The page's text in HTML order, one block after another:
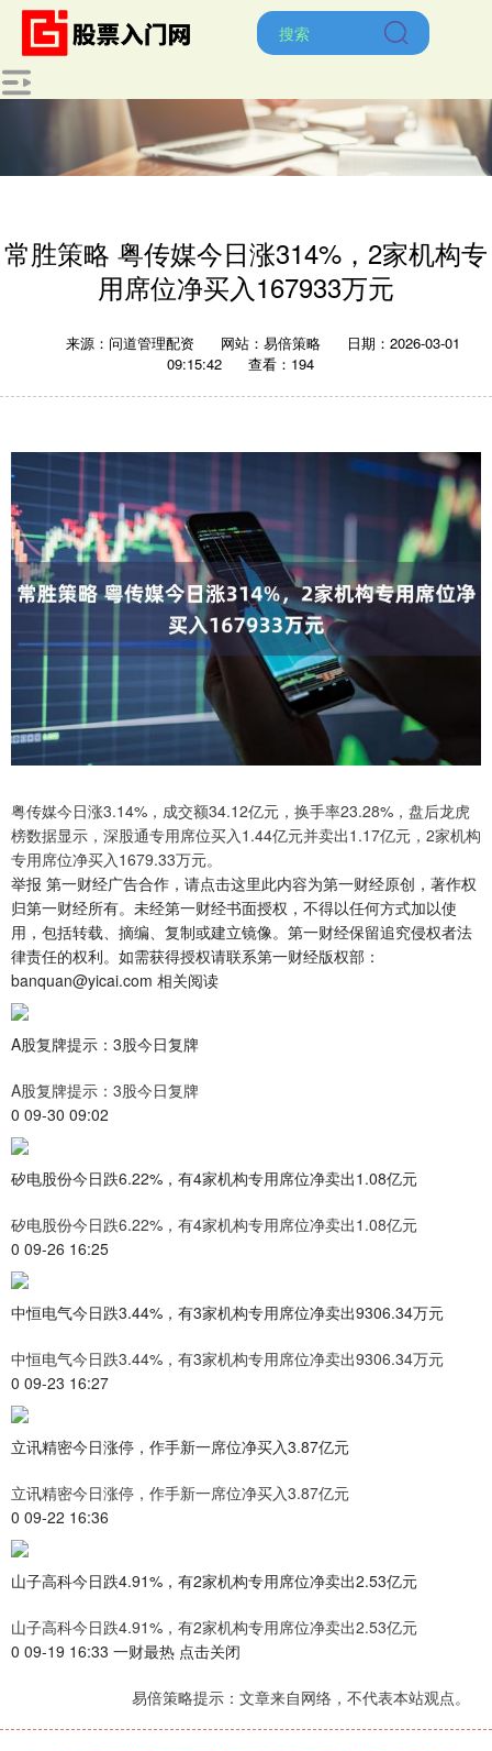
常胜策略 粤传媒今日涨314%，2家机构专
用席位净买入167933万元
来源：问道管理配资 网站：易倍策略
日期：2026-03-01
09:15:42
查看：194
粤传媒今日涨3.14%，成交额34.12亿元，换手率23.28%，盘后龙虎
榜数据显示，深股通专用席位买入1.44亿元并卖出1.17亿元，2家机构
专用席位净买入1679.33万元。
举报 第一财经广告合作，请点击这里此内容为第一财经原创，著作权
归第一财经所有。未经第一财经书面授权，不得以任何方式加以使
用，包括转载、摘编、复制或建立镜像。第一财经保留追究侵权者法
律责任的权利。如需获得授权请联系第一财经版权部：
banquan@yicai.com 相关阅读
A股复牌提示：3股今日复牌
A股复牌提示：3股今日复牌
0 09-30 09:02
矽电股份今日跌6.22%，有4家机构专用席位净卖出1.08亿元
矽电股份今日跌6.22%，有4家机构专用席位净卖出1.08亿元
0 09-26 16:25
中恒电气今日跌3.44%，有3家机构专用席位净卖出9306.34万元
中恒电气今日跌3.44%，有3家机构专用席位净卖出9306.34万元
0 09-23 16:27
立讯精密今日涨停，作手新一席位净买入3.87亿元
立讯精密今日涨停，作手新一席位净买入3.87亿元
0 09-22 16:36
山子高科今日跌4.91%，有2家机构专用席位净卖出2.53亿元
山子高科今日跌4.91%，有2家机构专用席位净卖出2.53亿元
0 09-19 16:33 一财最热 点击关闭
易倍策略提示：文章来自网络，不代表本站观点。